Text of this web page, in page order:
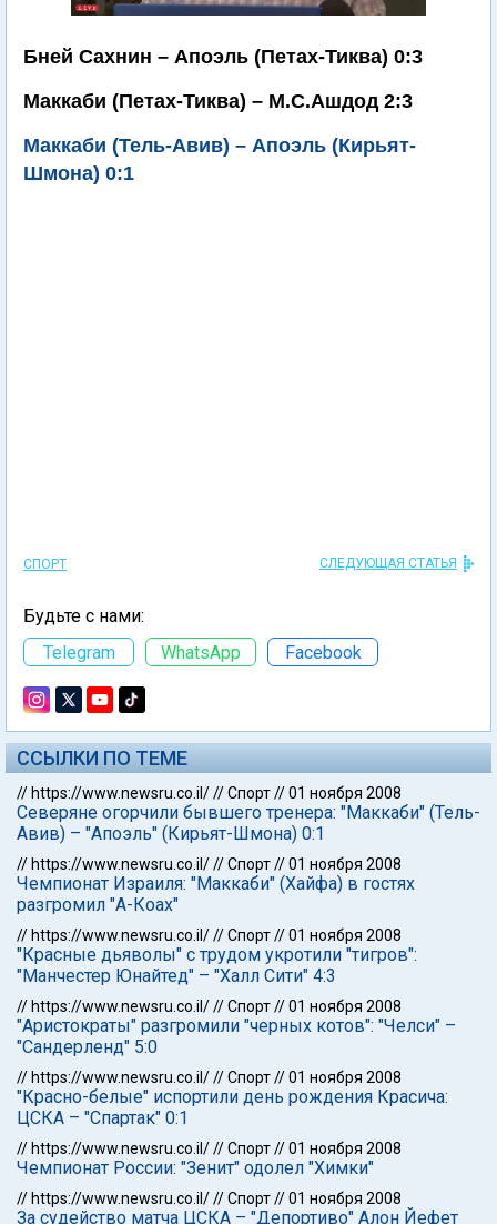
Бней Сахнин – Апоэль (Петах-Тиква) 0:3
Маккаби (Петах-Тиква) – М.С.Ашдод 2:3
Маккаби (Тель-Авив) – Апоэль (Кирьят-
Шмона) 0:1
СПОРТ СЛЕДУЮЩАЯ СТАТЬЯ
Будьте с нами:
Telegram
WhatsApp Facebook
ССЫЛКИ ПО ТЕМЕ
// https://www.newsru.co.il///Спорт//01 ноября 2008
Северяне огорчили бывшего тренера: "Маккаби" (Тель-
Авив) – "Апоэль" (Кирьят-Шмона) 0:1
// https://www.newsru.co.il///Спорт//01 ноября 2008
Чемпионат Израиля: "Маккаби" (Хайфа) в гостях
разгромил "А-Коах"
// https://www.newsru.co.il///Спорт//01 ноября 2008
"Красные дьяволы" с трудом укротили "тигров":
"Манчестер Юнайтед" – "Халл Сити" 4:3
// https://www.newsru.co.il///Спорт//01 ноября 2008
"Аристократы" разгромили "черных котов": "Челси" –
"Сандерленд" 5:0
// https://www.newsru.co.il///Спорт//01 ноября 2008
"Красно-белые" испортили день рождения Красича:
ЦСКА – "Спартак" 0:1
// https://www.newsru.co.il///Спорт//01 ноября 2008
Чемпионат России: "Зенит" одолел "Химки"
// https://www.newsru.co.il///Спорт//01 ноября 2008
За судейство матча ЦСКА – "Депортиво" Алон Йефет